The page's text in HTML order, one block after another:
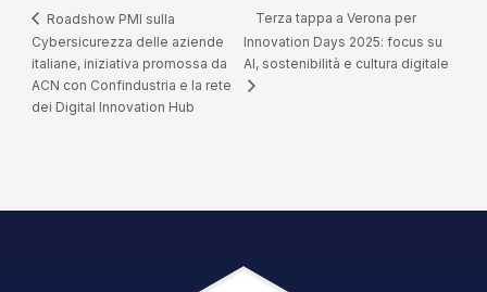
Roadshow PMI sulla
Cybersicurezza delle aziende
italiane, iniziativa promossa da
ACN con Confindustria e la rete
dei Digital Innovation Hub
Terza tappa a Verona per
Innovation Days 2025: focus su
AI, sostenibilità e cultura digitale